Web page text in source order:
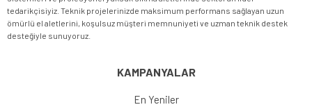
tedarikçisiyiz. Teknik projelerinizde maksimum performans sağlayan uzun
ömürlü el aletlerini, koşulsuz müşteri memnuniyeti ve uzman teknik destek
desteğiyle sunuyoruz.
KAMPANYALAR
En Yeniler